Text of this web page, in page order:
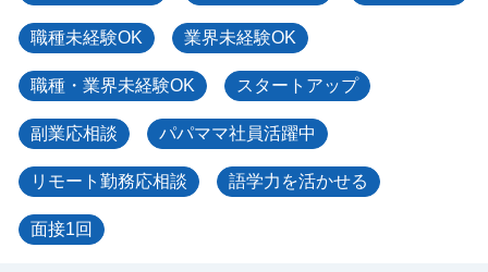
職種未経験OK 業界未経験OK
職種・業界未経験OK スタートアップ
副業応相談 パパママ社員活躍中
リモート勤務応相談 語学力を活かせる
面接1回